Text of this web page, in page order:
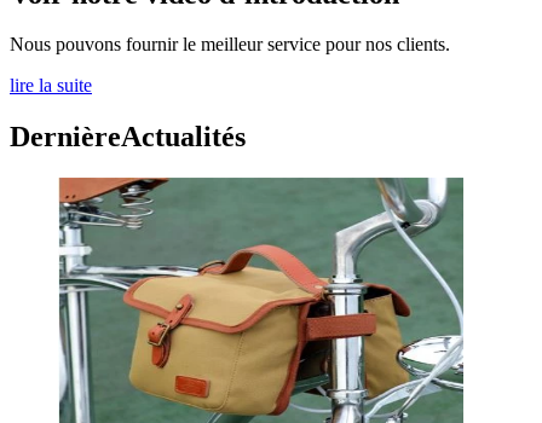
Nous pouvons fournir le meilleur service pour nos clients.
lire la suite
DernièreActualités